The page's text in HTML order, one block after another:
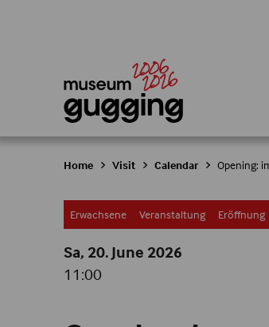
Home Visit Calendar Opening:
Erwachsene Veranstaltung Eröffnung
Sa, 20. June 2026
11:00